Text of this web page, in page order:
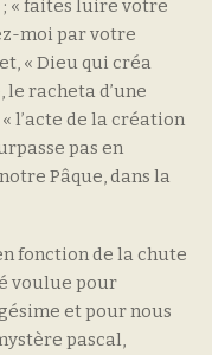
« faites luire votre
moi par votre
« Dieu qui créa
le racheta d’une
l’acte de la création
pas en
Pâque, dans la
fonction de la chute
voulue pour
et pour nous
pascal,